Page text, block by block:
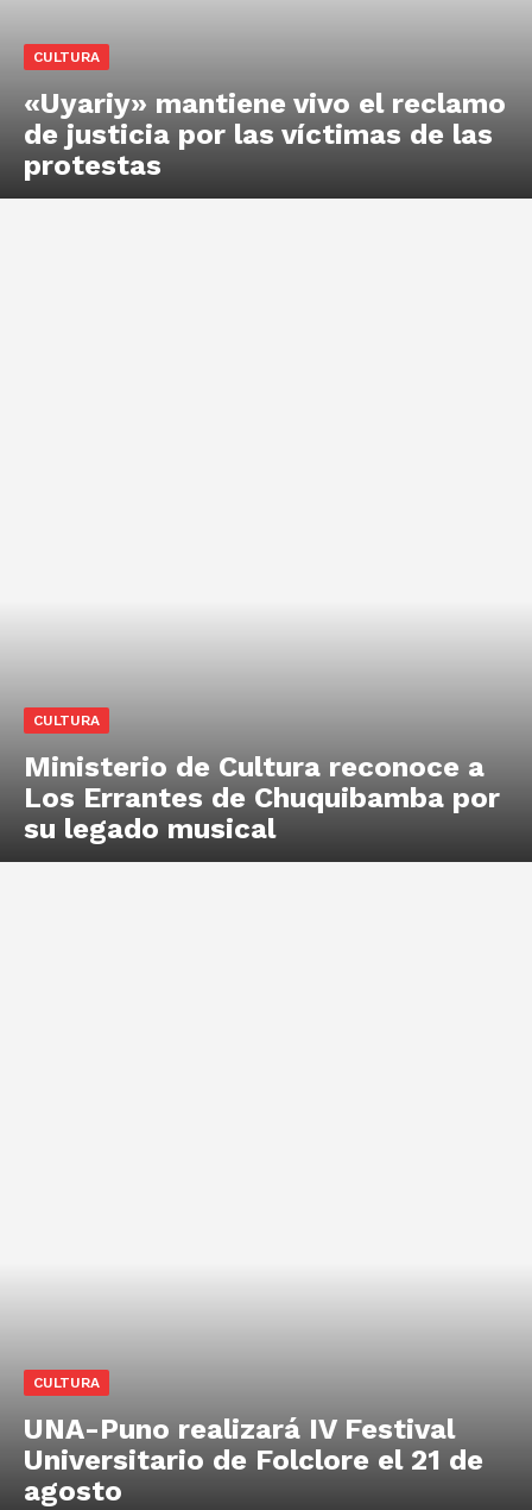
CULTURA
«Uyariy» mantiene vivo el reclamo
de justicia por las víctimas de las
protestas
CULTURA
Ministerio de Cultura reconoce a
Los Errantes de Chuquibamba por
su legado musical
CULTURA
UNA-Puno realizará IV Festival
Universitario de Folclore el 21 de
agosto